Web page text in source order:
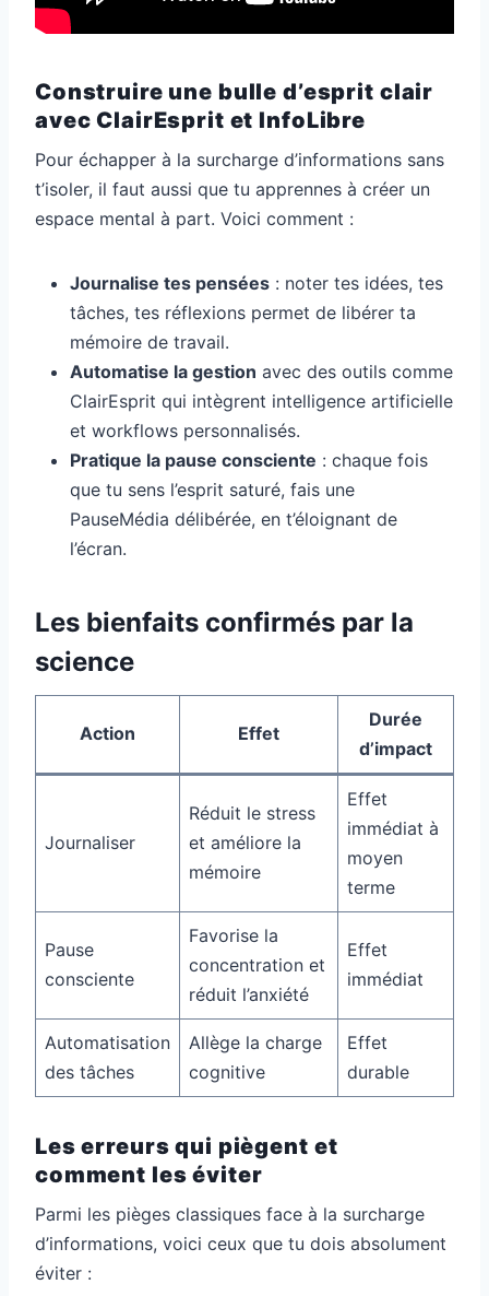
Construire une bulle d’esprit clair
avec ClairEsprit et InfoLibre
Pour échapper à la surcharge d’informations sans
t’isoler, il faut aussi que tu apprennes à créer un
espace mental à part. Voici comment :
Journalise tes pensées : noter tes idées, tes
tâches, tes réflexions permet de libérer ta
mémoire de travail.
Automatise la gestion avec des outils comme
ClairEsprit qui intègrent intelligence artificielle
et workflows personnalisés.
Pratique la pause consciente : chaque fois
que tu sens l’esprit saturé, fais une
PauseMédia délibérée, en t’éloignant de
l’écran.
Les bienfaits confirmés par la
science
Action Effet
Durée
d’impact
Journaliser
Réduit le stress
et améliore la
mémoire
Effet
immédiat à
moyen
terme
Pause
consciente
Favorise la
concentration et
réduit l’anxiété
Effet
immédiat
Automatisation
des tâches
Allège la charge
cognitive
Effet
durable
Les erreurs qui piègent et
comment les éviter
Parmi les pièges classiques face à la surcharge
d’informations, voici ceux que tu dois absolument
éviter :